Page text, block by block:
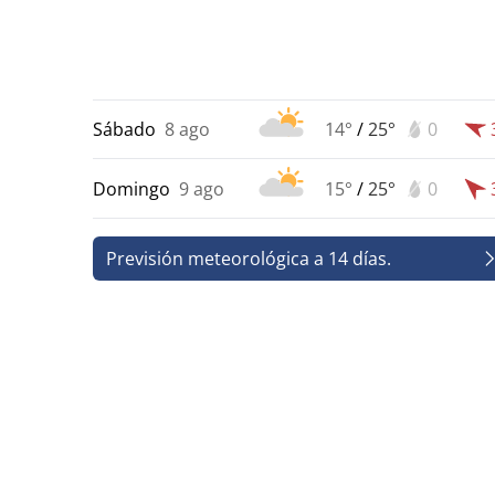
Sábado 8 ago 14° /25° 0
Domingo 9 ago 15° /25° 0
Previsión meteorológica a 14 días.